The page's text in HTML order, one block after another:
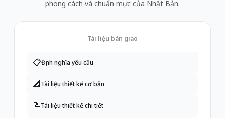
phong cách và chuẩn mực của Nhật Bản.
Tài liệu bàn giao
📋Định nghĩa yêu cầu
📐Tài liệu thiết kế cơ bản
📝Tài liệu thiết kế chi tiết